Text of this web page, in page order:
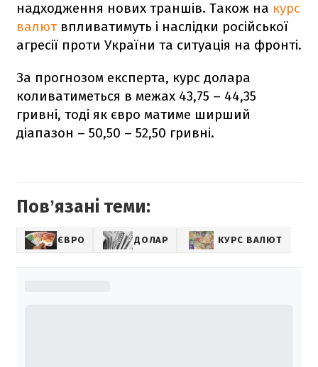
надходження нових траншів. Також на курс
валют впливатимуть і наслідки російської
агресії проти України та ситуація на фронті.
За прогнозом експерта, курс долара
коливатиметься в межах 43,75 – 44,35
гривні, тоді як євро матиме ширший
діапазон – 50,50 – 52,50 гривні.
Повʼязані теми:
ЄВРО ДОЛАР КУРС ВАЛЮТ